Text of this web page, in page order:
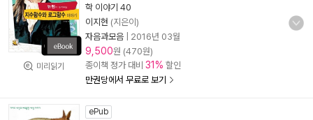
미리읽기
학 이야기 40
이지현 (지은이)
자음과모음
2016년 03월
9,500원 (470원)
종이책 정가 대비 31% 할인
만권당에서 무료로 보기
ePub